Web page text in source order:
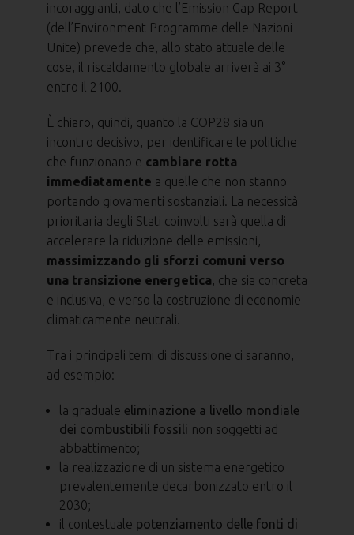
incoraggianti, dato che l’Emission Gap Report
(dell’Environment Programme delle Nazioni
Unite) prevede che, allo stato attuale delle
cose, il riscaldamento globale arriverà ai 3°
entro il 2100.
È chiaro, quindi, quanto la COP28 sia un
incontro decisivo, per identificare le politiche
che funzionano e cambiare rotta
immediatamente a quelle che non stanno
portando giovamenti sostanziali. La necessità
prioritaria degli Stati coinvolti sarà quella di
accelerare la riduzione delle emissioni,
massimizzando gli sforzi comuni verso
una transizione energetica, che sia concreta
e inclusiva, e verso la costruzione di economie
climaticamente neutrali.
Tra i principali temi di discussione ci saranno,
ad esempio:
la graduale eliminazione a livello mondiale
dei combustibili fossili non soggetti ad
abbattimento;
la realizzazione di un sistema energetico
prevalentemente decarbonizzato entro il
2030;
il contestuale potenziamento delle fonti di